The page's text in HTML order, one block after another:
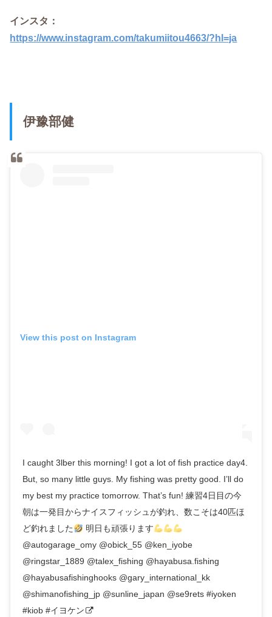
インスタ：
https://www.instagram.com/takumiitou4663/?hl=ja
伊豫部健
View this post on Instagram
I caught 3lber this morning! I got a lot of fish practice day4.
But, so many little guys. My fishing was pretty good. I’ll do
my best my practice tomorrow. That’s fun! 練習4日目の今
朝は一発目からナイスフィッシュが釣れ、数こそは40匹ほ
ど釣れました
明日も頑張ります
@autogarage_omy @obick_55 @ken_iyobe
@ringstar_1889 @talex_fishing @hayabusa.fishing
@hayabusafishinghooks @gary_international_kk
@shimanofishing_jp @sunline_japan @se9rets #iyoken
#kiob #イヨケン